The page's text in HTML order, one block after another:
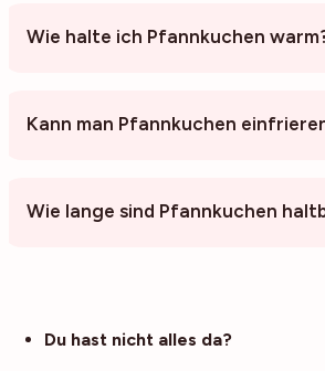
Wie halte ich Pfannkuchen
Kann man Pfannkuchen
Wie lange sind Pfannkuchen
Du hast nicht alles da?